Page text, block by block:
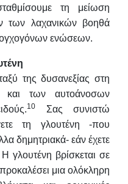
τη μείωση
των λαχανικών βοηθά
ενώσεων.
της δυσανεξίας στη
και των αυτοάνοσων
10
Σας συνιστώ
τη γλουτένη -που
δημητριακά- εάν έχετε
γλουτένη βρίσκεται σε
μια ολόκληρη